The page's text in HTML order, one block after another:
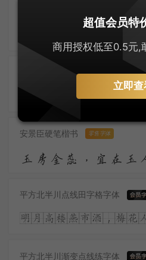
零售字体
安景臣硬笔楷书 零售字体
平方北半川点线田字格字体
平方北半川渐变点线练字体
超值会员特
商用授权低至0.5元,
立即查